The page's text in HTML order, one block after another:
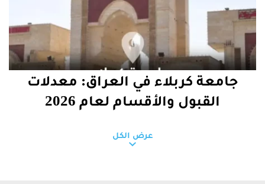
جامعة كربلاء في العراق: معدلات
القبول والأقسام لعام 2026
عرض الكل